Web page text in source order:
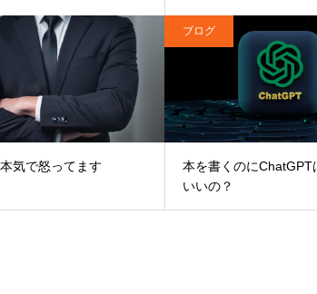
気で怒ってます
ブログ
本を書くのにChatGPT
いいの？